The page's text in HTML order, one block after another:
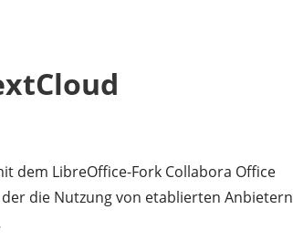
dem LibreOffice-Fork Collabora Office
die Nutzung von etablierten Anbietern